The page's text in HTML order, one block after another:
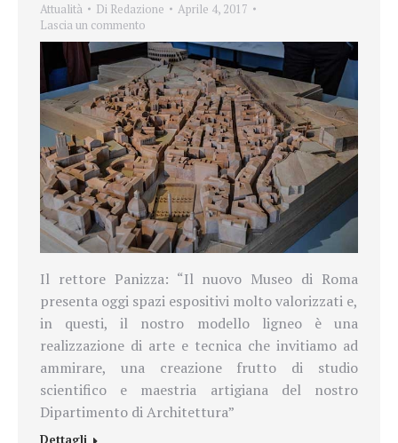
Attualità Di Redazione
Aprile 4, 2017
Lascia un commento
Il rettore Panizza: “Il nuovo Museo di Roma
presenta oggi spazi espositivi molto valorizzati e,
in questi, il nostro modello ligneo è una
realizzazione di arte e tecnica che invitiamo ad
ammirare, una creazione frutto di studio
scientifico e maestria artigiana del nostro
Dipartimento di Architettura”
Dettagli